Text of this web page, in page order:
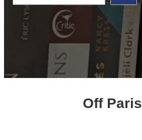
c
Off Paris